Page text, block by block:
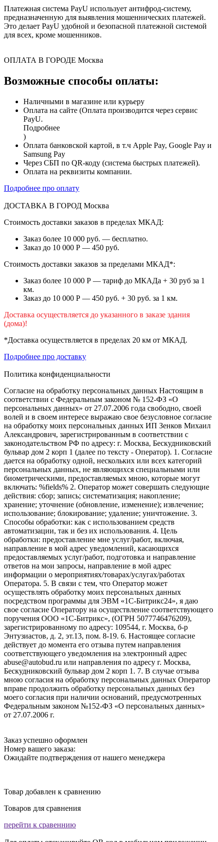
Платежная система PayU использует антифрод-систему,
предназначенную для выявления мошеннических платежей.
Это делает PayU удобной и безопасной платежной системой
для всех, кроме мошенников.
ОПЛАТА В ГОРОДЕ Москва
Возможные способы оплаты:
Наличными в магазине или курьеру
Оплата на сайте (Оплата производится через сервис
PayU.
Подробнее
)
Оплата банковской картой, в т.ч Apple Pay, Google Pay и
Samsung Pay
Через СБП по QR-коду (система быстрых платежей).
Оплата на реквизиты компании.
Подробнее про оплату
ДОСТАВКА В ГОРОД Москва
Стоимость доставки заказов в пределах МКАД:
Заказ более 10 000 руб. — бесплатно.
Заказ до 10 000 Р — 450 руб.
Стоимость доставки заказов за пределами МКАД*:
Заказ более 10 000 Р — тариф до МКАДа + 30 руб за 1
км.
Заказ до 10 000 Р — 450 руб. + 30 руб. за 1 км.
Доставка осуществляется до указанного в заказе здания
(дома)!
*Доставка осуществляется в пределах 20 км от МКАД.
Подробнее про доставку
Политика конфиденциальности
Согласие на обработку персональных данных Настоящим в
соответствии с Федеральным законом № 152-ФЗ «О
персональных данных» от 27.07.2006 года свободно, своей
волей и в своем интересе выражаю свое безусловное согласие
на обработку моих персональных данных ИП Зенков Михаил
Александрович, зарегистрированным в соответствии с
законодательством РФ по адресу: г. Москва, Бескудниковский
бульвар дом 2 корп 1 (далее по тексту - Оператор). 1. Согласие
дается на обработку одной, нескольких или всех категорий
персональных данных, не являющихся специальными или
биометрическими, предоставляемых мною, которые могут
включать: %fields% 2. Оператор может совершать следующие
действия: сбор; запись; систематизация; накопление;
хранение; уточнение (обновление, изменение); извлечение;
использование; блокирование; удаление; уничтожение. 3.
Способы обработки: как с использованием средств
автоматизации, так и без их использования. 4. Цель
обработки: предоставление мне услуг/работ, включая,
направление в мой адрес уведомлений, касающихся
предоставляемых услуг/работ, подготовка и направление
ответов на мои запросы, направление в мой адрес
информации о мероприятиях/товарах/услугах/работах
Оператора. 5. В связи с тем, что Оператор может
осуществлять обработку моих персональных данных
посредством программы для ЭВМ «1С-Битрикс24», я даю
свое согласие Оператору на осуществление соответствующего
поручения ООО «1С-Битрикс», (ОГРН 5077746476209),
зарегистрированному по адресу: 109544, г. Москва, б-р
Энтузиастов, д. 2, эт.13, пом. 8-19. 6. Настоящее согласие
действует до момента его отзыва путем направления
соответствующего уведомления на электронный адрес
abuse@autobud.ru или направления по адресу г. Москва,
Бескудниковский бульвар дом 2 корп 1. 7. В случае отзыва
мною согласия на обработку персональных данных Оператор
вправе продолжить обработку персональных данных без
моего согласия при наличии оснований, предусмотренных
Федеральным законом №152-ФЗ «О персональных данных»
от 27.07.2006 г.
Заказ успешно оформлен
Номер вашего заказа:
Ожидайте подтверждения от нашего менеджера
Товар добавлен к сравнению
Товаров для сравнения
перейти к сравеннию